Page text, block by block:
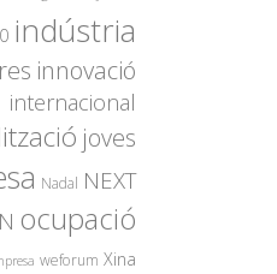
indústria
innovació
internacional
joves
Nadal NEXT
ocupació
weforum Xina